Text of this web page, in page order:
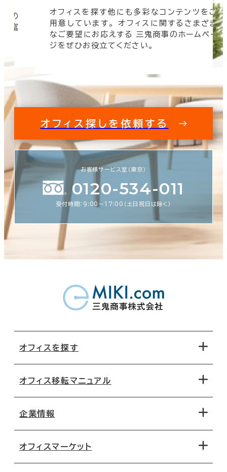
の
豊富
オフィスを探す他にも多彩なコンテンツをご
用意しています。 オフィスに関するさまざま
なご要望にお応えする 三鬼商事のホームペー
ジをぜひお役立てください。
オフィス探しを依頼する
お客様サービス室（東京）
0120-534-011
受付時間：9:00〜17:00（土日祝日は除く）
オフィスを探す
地図から探す
路線・駅から探す
オフィス移転マニュアル
移転コストシミュレーション
移転スケジュール
企業情報
オフィスマーケット